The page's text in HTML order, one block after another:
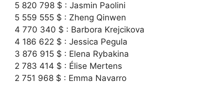
5 820 798 $ : Jasmin Paolini
5 559 555 $ : Zheng Qinwen
4 770 340 $ : Barbora Krejcikova
4 186 622 $ : Jessica Pegula
3 876 915 $ : Elena Rybakina
2 783 414 $ : Élise Mertens
2 751 968 $ : Emma Navarro